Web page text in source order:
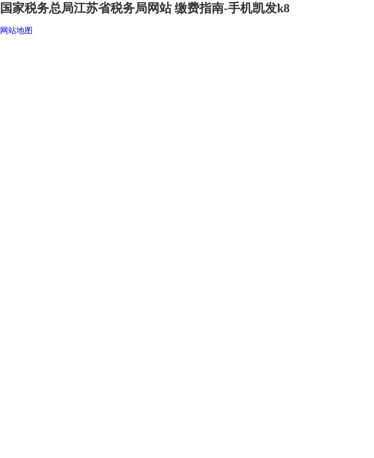
国家税务总局江苏省税务局网站 缴费指南-手机凯发k8
网站地图